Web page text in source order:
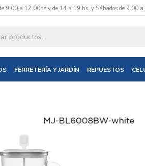
FERRETERÍA Y JARDÍN REPUESTOS
9.00 a 12.00hs y de 14 a 19 hs. y Sábados de 9.00
tus datos y te informaremos
electrónico